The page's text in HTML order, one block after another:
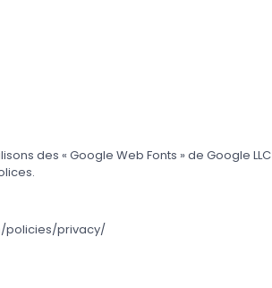
des « Google Web Fonts » de Google LLC
policies/privacy/